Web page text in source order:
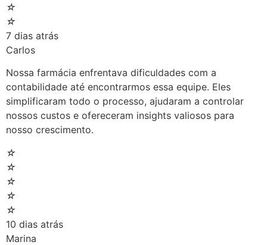
☆
☆
7 dias atrás
Carlos
Nossa farmácia enfrentava dificuldades com a
contabilidade até encontrarmos essa equipe. Eles
simplificaram todo o processo, ajudaram a controlar
nossos custos e ofereceram insights valiosos para
nosso crescimento.
☆
☆
☆
☆
☆
10 dias atrás
Marina